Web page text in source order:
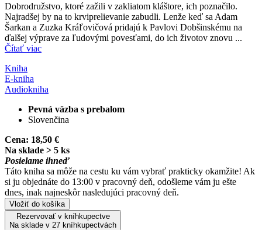
Dobrodružstvo, ktoré zažili v zakliatom kláštore, ich poznačilo.
Najradšej by na to krviprelievanie zabudli. Lenže keď sa Adam
Šarkan a Zuzka Kráľovičová pridajú k Pavlovi Dobšinskému na
ďalšej výprave za ľudovými povesťami, do ich životov znovu ...
Čítať viac
Kniha
E-kniha
Audiokniha
Pevná väzba s prebalom
Slovenčina
Cena: 18,50 €
Na sklade > 5 ks
Posielame ihneď
Táto kniha sa môže na cestu ku vám vybrať prakticky okamžite! Ak
si ju objednáte do 13:00 v pracovný deň, odošleme vám ju ešte
dnes, inak najneskôr nasledujúci pracovný deň.
Vložiť do košíka
Rezervovať v kníhkupectve
Na sklade v 27 kníhkupectvách